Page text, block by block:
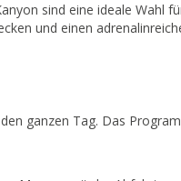
sind eine ideale
und einen
ganzen Tag. Das